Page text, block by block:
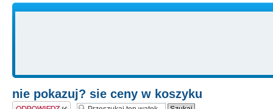
nie pokazuj? sie ceny w koszyku
Odpowiedz